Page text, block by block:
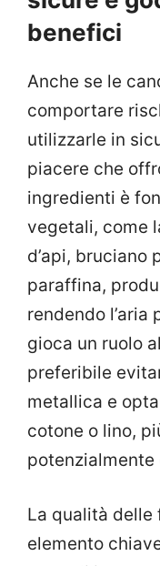
benefici
Anche se le
comportare
utilizzarle in
piacere che
ingredienti è
vegetali, come
d’api, bruciano
paraffina,
rendendo
gioca un ruolo
preferibile
metallica e
cotone o lino,
potenzialmente
La qualità delle
elemento